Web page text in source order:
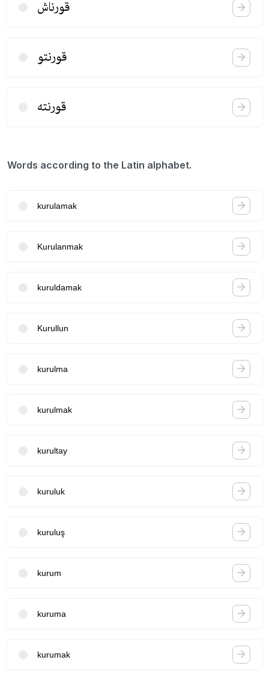
قورناش
قورنتو
قورنته
Words according to the Latin alphabet.
kurulamak
Kurulanmak
kuruldamak
Kurullun
kurulma
kurulmak
kurultay
kuruluk
kuruluş
kurum
kuruma
kurumak